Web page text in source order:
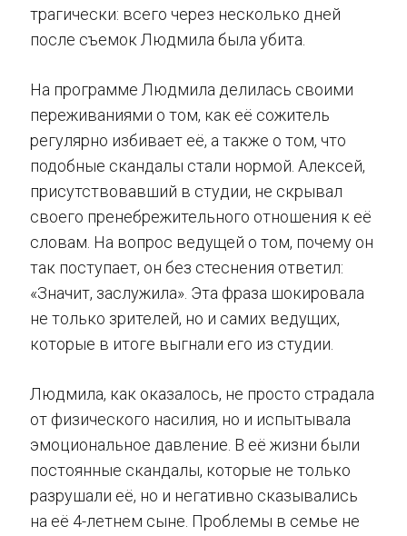
трагически: всего через несколько дней
после съемок Людмила была убита.
На программе Людмила делилась своими
переживаниями о том, как её сожитель
регулярно избивает её, а также о том, что
подобные скандалы стали нормой. Алексей,
присутствовавший в студии, не скрывал
своего пренебрежительного отношения к её
словам. На вопрос ведущей о том, почему он
так поступает, он без стеснения ответил:
«Значит, заслужила». Эта фраза шокировала
не только зрителей, но и самих ведущих,
которые в итоге выгнали его из студии.
Людмила, как оказалось, не просто страдала
от физического насилия, но и испытывала
эмоциональное давление. В её жизни были
постоянные скандалы, которые не только
разрушали её, но и негативно сказывались
на её 4-летнем сыне. Проблемы в семье не